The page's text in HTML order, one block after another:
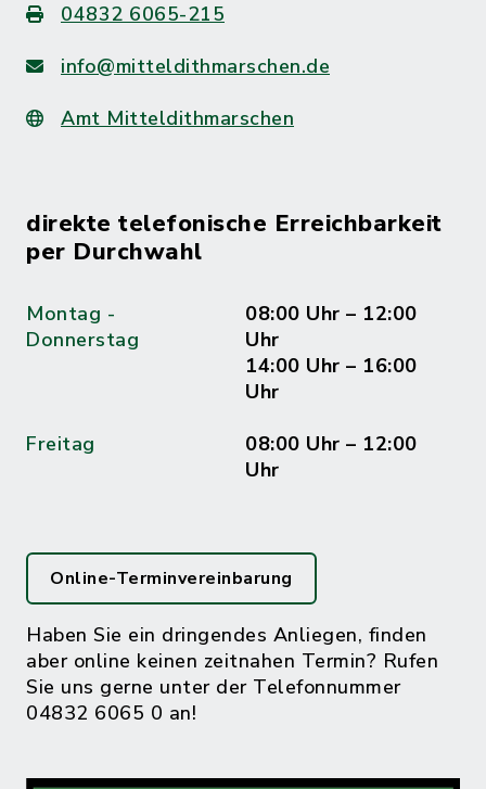
04832 6065-215
info@mitteldithmarschen.de
Amt Mitteldithmarschen
direkte telefonische Erreichbarkeit
per Durchwahl
Montag -
Donnerstag
08:00 Uhr – 12:00
Uhr
14:00 Uhr – 16:00
Uhr
Freitag
08:00 Uhr – 12:00
Uhr
Online-Terminvereinbarung
Haben Sie ein dringendes Anliegen, finden
aber online keinen zeitnahen Termin? Rufen
Sie uns gerne unter der Telefonnummer
04832 6065 0 an!